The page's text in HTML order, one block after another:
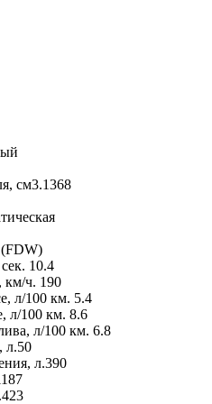
см3.1368
10.4
км/ч. 190
л/100 км. 5.4
л/100 км. 8.6
л/100 км. 6.8
л.50
л.390
423